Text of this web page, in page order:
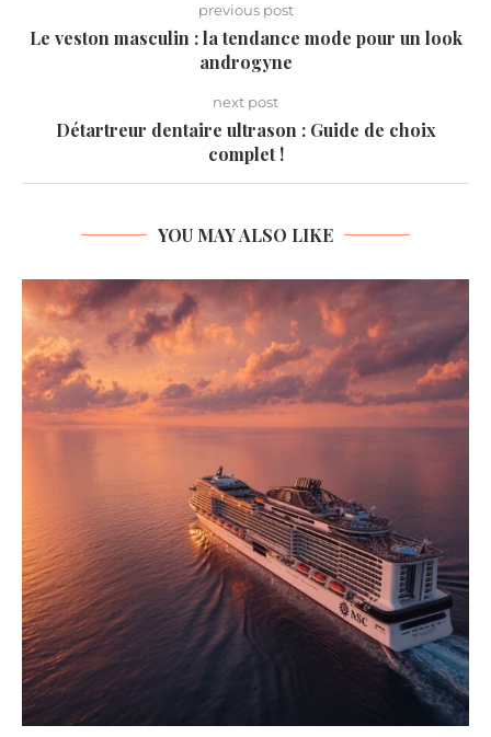
previous post
Le veston masculin : la tendance mode pour un look
androgyne
next post
Détartreur dentaire ultrason : Guide de choix
complet !
YOU MAY ALSO LIKE